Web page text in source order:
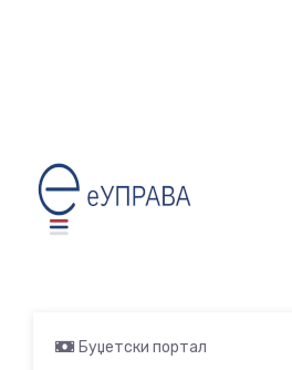
Буџетски портал